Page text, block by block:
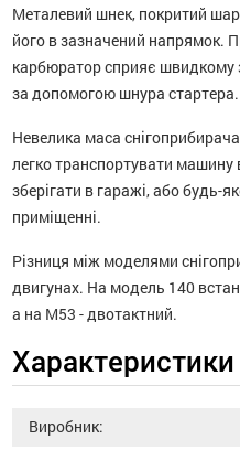
Металевий шнек, покритий
його в зазначений напрямок.
карбюратор сприяє швидкому
за допомогою шнура стартера.
Невелика маса
легко транспортувати машину
зберігати в гаражі, або будь-
приміщенні.
Різниця між моделями
двигунах. На модель 140
а на M53 - двотактний.
Характеристики
Виробник: